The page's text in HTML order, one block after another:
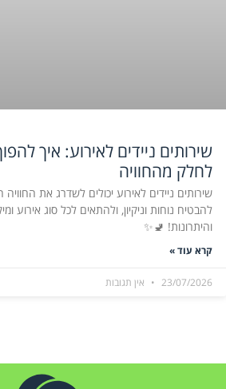
שירותים ניידים לאירוע: איך
לחלק מהחוויה
שירותים ניידים לאירוע יכולים לשדרג את
להבטיח נוחות וניקיון, ולהתאים לכל סוג אירוע
והיתרונות! 🚽✨
קרא עוד »
23/07/2026 אין תגובות